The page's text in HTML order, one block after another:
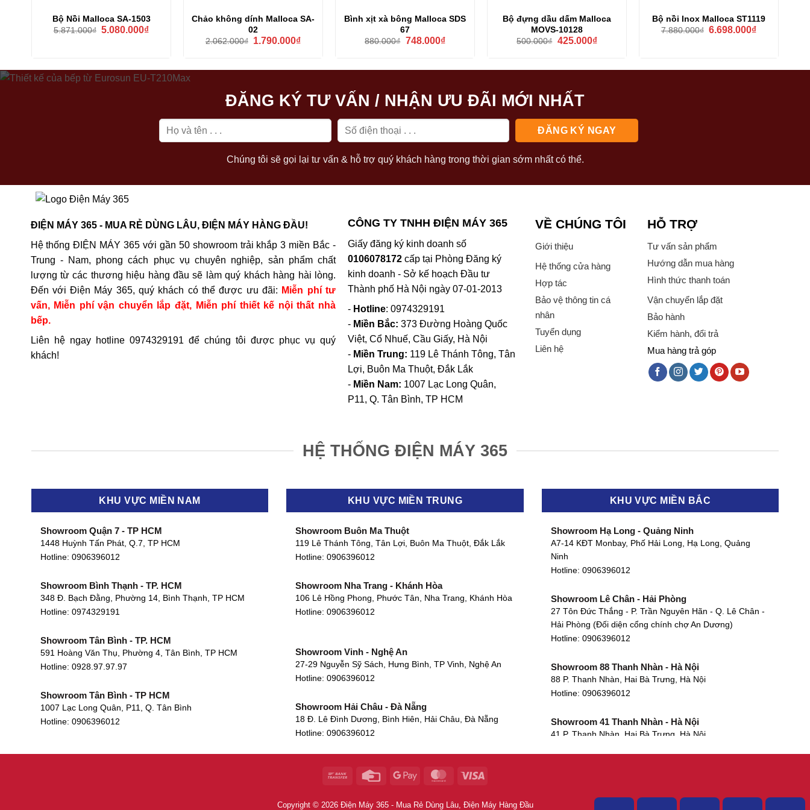
Bộ Nồi Malloca SA-1503
5.871.000₫ Giá
5.080.000₫Giá
Chảo không dính Malloca SA-
02
2.062.000₫ Giá
1.790.000₫Giá
Bình xịt xà bông Malloca SDS
67
880.000₫ Giá
748.000₫Giá
Bộ đựng dầu dấm Malloca
MOVS-10128
500.000₫ Giá
425.000₫Giá
Bộ nồi Inox Malloca ST1119
7.880.000₫ Giá
6.698.000₫Giá
ĐĂNG KÝ TƯ VẤN / NHẬN ƯU ĐÃI MỚI NHẤT
Chúng tôi sẽ gọi lại tư vấn & hỗ trợ quý khách hàng trong thời gian sớm nhất có thể.
ĐIỆN MÁY 365 - MUA RẺ DÙNG LÂU, ĐIỆN MÁY HÀNG ĐẦU!
Hệ thống ĐIỆN MÁY 365 với gần 50 showroom trải khắp 3 miền Bắc -
Trung - Nam, phong cách phục vụ chuyên nghiệp, sản phẩm chất
lượng từ các thương hiệu hàng đầu sẽ làm quý khách hàng hài lòng.
Đến với Điện Máy 365, quý khách có thể được ưu đãi: Miễn phí tư
vấn, Miễn phí vận chuyển lắp đặt, Miễn phí thiết kế nội thất nhà
bếp.
Liên hệ ngay hotline 0974329191 để chúng tôi được phục vụ quý
khách!
CÔNG TY TNHH ĐIỆN MÁY 365
Giấy đăng ký kinh doanh số
0106078172cấp tại Phòng Đăng ký
kinh doanh - Sở kế hoạch Đầu tư
Thành phố Hà Nội ngày 07-01-2013
- Hotline: 0974329191
- Miền Bắc: 373 Đường Hoàng Quốc
Việt, Cổ Nhuế, Cầu Giấy, Hà Nội
- Miền Trung: 119 Lê Thánh Tông, Tân
Lợi, Buôn Ma Thuột, Đắk Lắk
- Miền Nam: 1007 Lạc Long Quân,
P11, Q. Tân Bình, TP HCM
VỀ CHÚNG TÔI
Giới thiệu
Hệ thống cửa hàng
Hợp tác
Bảo vệ thông tin cá
nhân
Tuyển dụng
Liên hệ
HỖ TRỢ
Tư vấn sản phẩm
Hướng dẫn mua hàng
Hình thức thanh toán
Vận chuyển lắp đặt
Bảo hành
Kiểm hành, đổi trả
Mua hàng trả góp
HỆ THỐNG ĐIỆN MÁY 365
KHU VỰC MIỀN NAM
Showroom Quận 7 - TP HCM
1448 Huỳnh Tấn Phát, Q.7, TP HCM
Hotline: 0906396012
Showroom Bình Thạnh - TP. HCM
348 Đ. Bạch Đằng, Phường 14, Bình Thạnh, TP HCM
Hotline: 0974329191
Showroom Tân Bình - TP. HCM
591 Hoàng Văn Thụ, Phường 4, Tân Bình, TP HCM
Hotline: 0928.97.97.97
Showroom Tân Bình - TP HCM
1007 Lạc Long Quân, P11, Q. Tân Bình
Hotline: 0906396012
KHU VỰC MIỀN TRUNG
Showroom Buôn Ma Thuột
119 Lê Thánh Tông, Tân Lợi, Buôn Ma Thuột, Đắk Lắk
Hotline:0906396012
Showroom Nha Trang - Khánh Hòa
106 Lê Hồng Phong, Phước Tân, Nha Trang, Khánh Hòa
Hotline:0906396012
Showroom Vinh - Nghệ An
27-29 Nguyễn Sỹ Sách, Hưng Bình, TP Vinh, Nghệ An
Hotline:0906396012
Showroom Hải Châu - Đà Nẵng
18 Đ. Lê Đình Dương, Bình Hiên, Hải Châu, Đà Nẵng
Hotline:0906396012
475 Điện Biên Phủ, Thanh Khê Đông, Thanh Khê, Đà
Hotline:0906396012
KHU VỰC MIỀN BẮC
Showroom Hạ Long - Quảng Ninh
A7-14 KĐT Monbay, Phố Hải Long, Hạ Long, Quảng
Ninh
Hotline: 0906396012
Showroom Lê Chân - Hải Phòng
27 Tôn Đức Thắng - P. Trần Nguyên Hãn - Q. Lê Chân -
Hải Phòng (Đối diện cổng chính chợ An Dương)
Hotline: 0906396012
Showroom 88 Thanh Nhàn - Hà Nội
88 P. Thanh Nhàn, Hai Bà Trưng, Hà Nội
Hotline: 0906396012
Showroom 41 Thanh Nhàn - Hà Nội
41 P. Thanh Nhàn, Hai Bà Trưng, Hà Nội
0906396012
Copyright © 2026 Điện Máy 365 - Mua Rẻ Dùng Lâu, Điện Máy Hàng Đầu